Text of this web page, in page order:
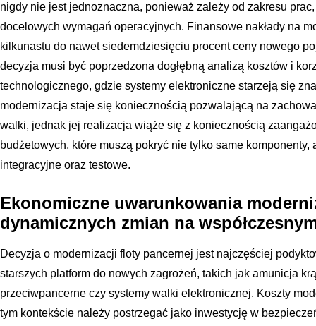
nigdy nie jest jednoznaczna, ponieważ zależy od zakresu
docelowych wymagań operacyjnych. Finansowe nakłady na
kilkunastu do nawet siedemdziesięciu procent ceny nowego
decyzja musi być poprzedzona dogłębną analizą kosztów i
technologicznego, gdzie systemy elektroniczne starzeją się
modernizacja staje się koniecznością pozwalającą na
walki, jednak jej realizacja wiąże się z koniecznością
budżetowych, które muszą pokryć nie tylko same komponenty,
integracyjne oraz testowe.
Ekonomiczne uwarunkowania
dynamicznych zmian na
Decyzja o modernizacji floty pancernej jest najczęściej
starszych platform do nowych zagrożeń, takich jak amunicja
przeciwpancerne czy systemy walki elektronicznej. Koszty
tym kontekście należy postrzegać jako inwestycję w